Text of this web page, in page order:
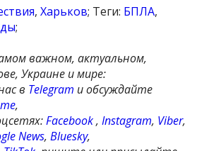
,Харьков; Теги: БПЛА,
;
важном, актуальном,
Украине и мире:
в Telegram и обсуждайте
,
Facebook,Instagram, Viber,
News,Bluesky,